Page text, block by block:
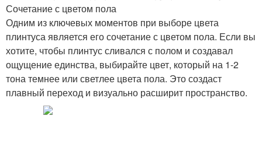
Сочетание с цветом пола
Одним из ключевых моментов при выборе цвета
плинтуса является его сочетание с цветом пола. Если вы
хотите, чтобы плинтус сливался с полом и создавал
ощущение единства, выбирайте цвет, который на 1-2
тона темнее или светлее цвета пола. Это создаст
плавный переход и визуально расширит пространство.